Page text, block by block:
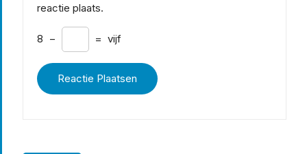
reactie plaats.
8 − = vijf